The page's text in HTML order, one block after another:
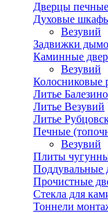
Дверцы
Духовые
Везувий
Задвижки
Каминные
Везувий
Колосниковые
Литье Балезино
Литье Везувий
Литье
Печные
Везувий
Плиты
Поддувальные
Прочистные
Стекла для
Тоннели